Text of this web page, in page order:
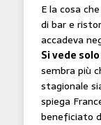
E la cosa
di bar e
accadeva
Si vede
sembra più
stagionale
spiega
beneficiato